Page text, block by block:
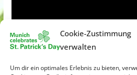
Cookie-Zustimmung
verwalten
Um dir ein optimales Erlebnis zu bieten,